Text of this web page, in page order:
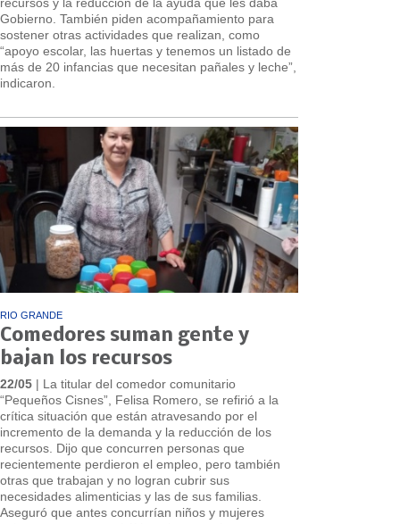
Gobierno. También piden acompañamiento para
sostener otras actividades que realizan, como
“apoyo escolar, las huertas y tenemos un listado de
más de 20 infancias que necesitan pañales y leche”,
indicaron.
RIO GRANDE
Comedores suman gente y
bajan los recursos
22/05 | La titular del comedor comunitario
“Pequeños Cisnes”, Felisa Romero, se refirió a la
crítica situación que están atravesando por el
incremento de la demanda y la reducción de los
recursos. Dijo que concurren personas que
recientemente perdieron el empleo, pero también
otras que trabajan y no logran cubrir sus
necesidades alimenticias y las de sus familias.
Aseguró que antes concurrían niños y mujeres